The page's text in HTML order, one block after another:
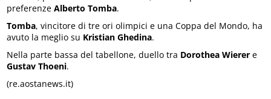
preferenzeAlberto Tomba.
Tomba, vincitore di tre ori olimpici e una Coppa del Mondo, ha
avuto la meglio su Kristian Ghedina.
Nella parte bassa del tabellone, duello tra Dorothea Wierer e
Gustav Thoeni.
(re.aostanews.it)